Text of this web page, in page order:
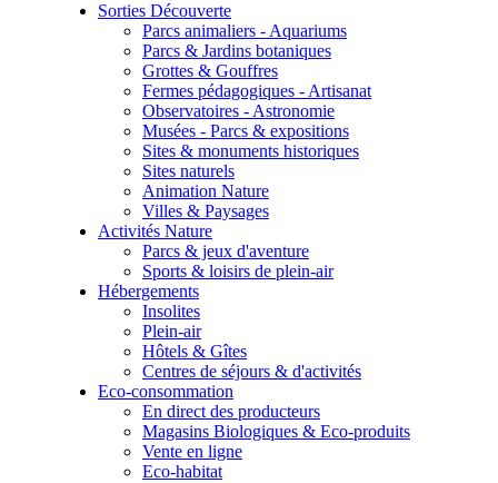
Sorties Découverte
Parcs animaliers - Aquariums
Parcs & Jardins botaniques
Grottes & Gouffres
Fermes pédagogiques - Artisanat
Observatoires - Astronomie
Musées - Parcs & expositions
Sites & monuments historiques
Sites naturels
Animation Nature
Villes & Paysages
Activités Nature
Parcs & jeux d'aventure
Sports & loisirs de plein-air
Hébergements
Insolites
Plein-air
Hôtels & Gîtes
Centres de séjours & d'activités
Eco-consommation
En direct des producteurs
Magasins Biologiques & Eco-produits
Vente en ligne
Eco-habitat